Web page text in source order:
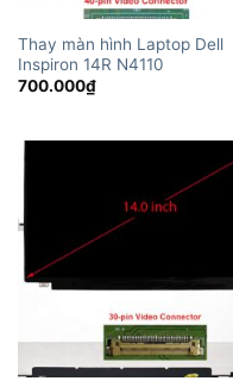
Thay màn hình Laptop Dell
Inspiron 14R N4110
700.000₫